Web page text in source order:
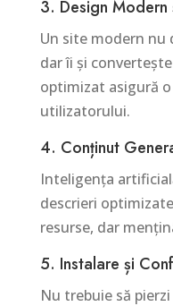
3. Design
Un site modern nu
dar îi și
optimizat asigură
utilizatorului.
4. Conținut
Inteligența
descrieri
resurse, dar
5. Instalare și
Nu trebuie să